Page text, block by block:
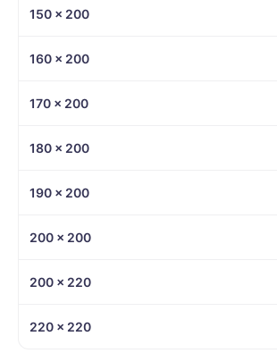
150 × 200
160 × 200
170 × 200
180 × 200
190 × 200
200 × 200
200 × 220
220 × 220